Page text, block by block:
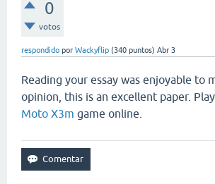
0
votos
respondido por Wackyflip (340 puntos) Abr 3
Reading your essay was enjoyable to
opinion, this is an excellent paper. Play
Moto X3m game online.